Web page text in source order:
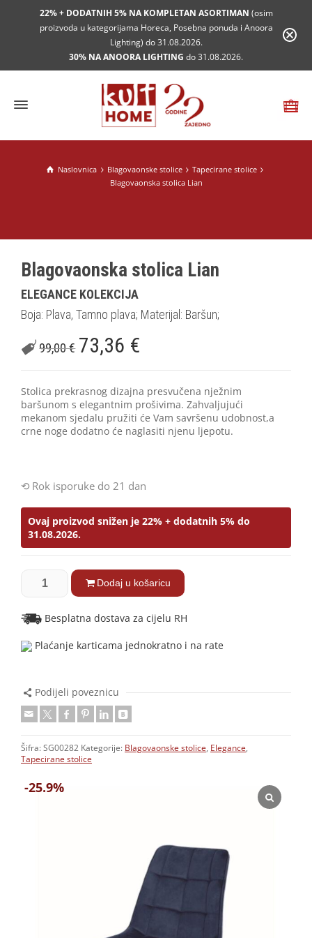
22% + DODATNIH 5% NA KOMPLETAN ASORTIMAN (osim
proizvoda u kategorijama Horeca, Posebna ponuda i Anoora
Lighting) do 31.08.2026.
30% NA ANOORA LIGHTING do 31.08.2026.
Naslovnica Blagovaonske stolice
Tapecirane stolice
Blagovaonska stolica Lian
-25.9%
Blagovaonska stolica Lian
ELEGANCE KOLEKCIJA
Boja: Plava, Tamno plava; Materijal: Baršun;
99,00€ 73,36 €
Stolica prekrasnog dizajna presvučena nježnim
baršunom s elegantnim prošivima. Zahvaljujući
mekanom sjedalu pružiti će Vam savršenu udobnost,a
crne noge dodatno će naglasiti njenu ljepotu.
Rok isporuke do 21 dan
Ovaj proizvod snižen je 22% + dodatnih 5% do
31.08.2026.
Dodaj u košaricu
Besplatna dostava za cijelu RH
Plaćanje karticama jednokratno i na rate
Podijeli poveznicu
Šifra: SG00282 Kategorije: Blagovaonske stolice, Elegance,
Tapecirane stolice